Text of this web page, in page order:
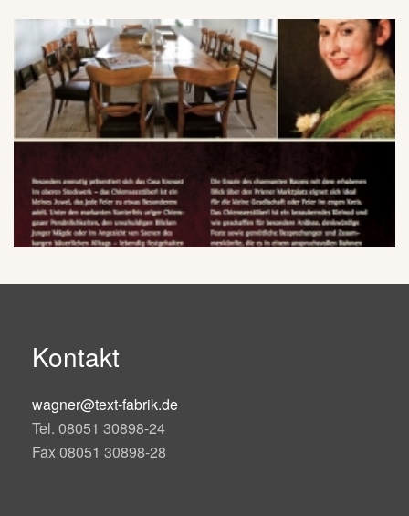
Kontakt
wagner@text-fabrik.de
Tel. 08051 30898-24
Fax 08051 30898-28